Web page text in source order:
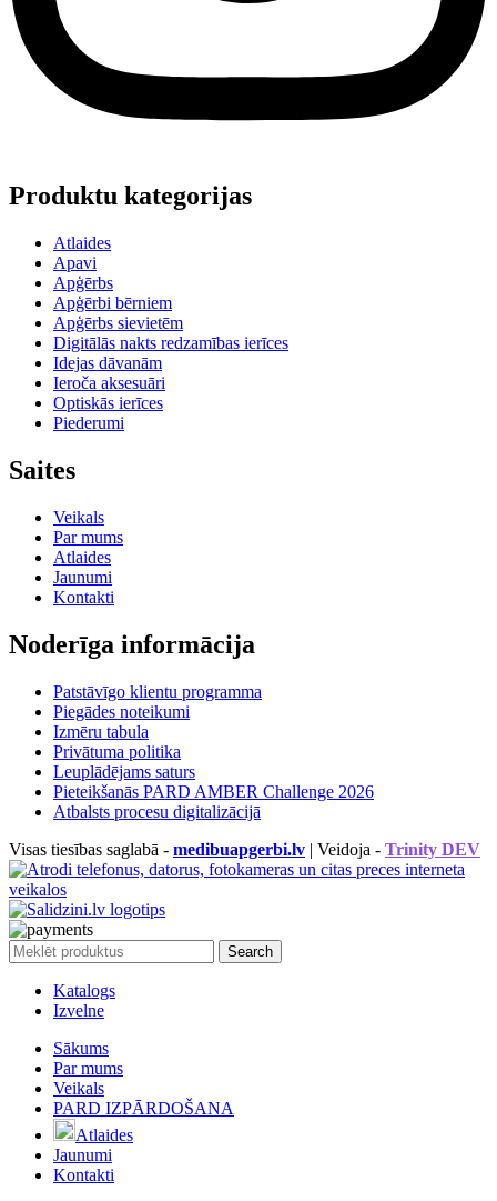
Produktu kategorijas
Atlaides
Apavi
Apģērbs
Apģērbi bērniem
Apģērbs sievietēm
Digitālās nakts redzamības ierīces
Idejas dāvanām
Ieroča aksesuāri
Optiskās ierīces
Piederumi
Saites
Veikals
Par mums
Atlaides
Jaunumi
Kontakti
Noderīga informācija
Patstāvīgo klientu programma
Piegādes noteikumi
Izmēru tabula
Privātuma politika
Leuplādējams saturs
Pieteikšanās PARD AMBER Challenge 2026
Atbalsts procesu digitalizācijā
Visas tiesības saglabā - medibuapgerbi.lv | Veidoja - Trinity DEV
Search
Katalogs
Izvelne
Sākums
Par mums
Veikals
PARD IZPĀRDOŠANA
Atlaides
Jaunumi
Kontakti